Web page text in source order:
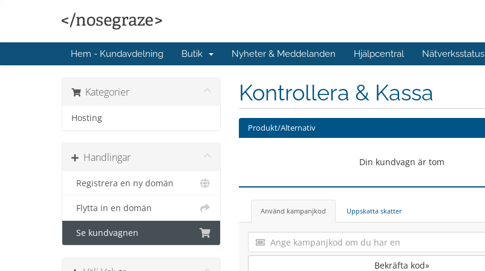
Hem - Kundavdelning Butik Nyheter & Meddelanden Hjälpcentral Nätverksstatus
Kategorier
Hosting
Handlingar
Registrera en ny domän
Flytta in en domän
Se kundvagnen
Kontrollera & Kassa
Produkt/Alternativ
Din kundvagn är tom
Använd kampanjkod Uppskatta skatter
Bekräfta kod»